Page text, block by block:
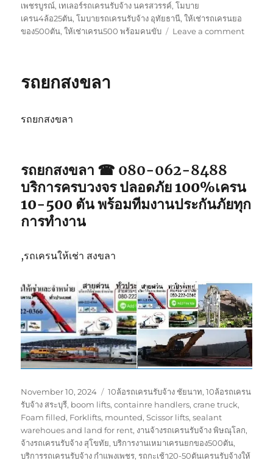
เพชรบูรณ์, เทเลอร์รถเครนรับจ้าง นครสวรรค์,โมบาย
เครน4ล้อ25ตัน,โมบายรถเครนรับจ้าง อุทัยธานี,ให้เช่ารถเครนยอ
ของ500ตัน,ให้เช่าเครน500 พร้อมคนขับ Leave a commenton
รถยกสงขลา
รถยกสงขลา
รถยกสงขลา ☎ 080-062-8488
บริการครบวงจร ปลอดภัย 100%เครน
10-500 ตัน พร้อมทีมงานประกันภัยทุก
การทำงาน
,รถเครนให้เช่า สงขลา
Posted
on
November 10, 2024 Tags
10ล้อรถเครนรับจ้าง ชัยนาท,10ล้อรถเครน
รับจ้าง สระบุรี, boom lifts,containre handlers,crane truck,
Foam filled, Forklifts, mounted,Scissor lifts,sealant
warehoues and land for rent, งานจ้างรถเครนรับจ้าง พิษณุโลก,
จ้างรถเครนรับจ้าง สุโขทัย,บริการงานเหมาเครนยกของ500ตัน,
บริการรถเครนรับจ้าง กำแพงเพชร,รถกะเช้า20-50ตันเครนรับจ้างให้